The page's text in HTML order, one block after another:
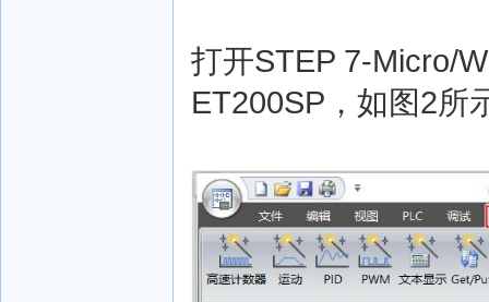
打开STEP 7-Micro/
ET200SP，如图2所